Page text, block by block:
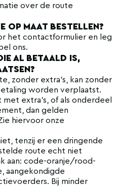
over de route
OP MAAT BESTELLEN?
het contactformulier en leg
ons.
AL BETAALD IS,
zonder extra's, kan zonder
worden verplaatst.
extra's, of als onderdeel
dan gelden
hiervoor onze
tenzij er een dringende
route echt niet
aan: code-oranje/rood-
aangekondigde
Bij minder